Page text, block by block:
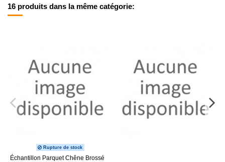
16 produits dans la même catégorie:
Rupture de stock
Échantillon Parquet Chêne Brossé